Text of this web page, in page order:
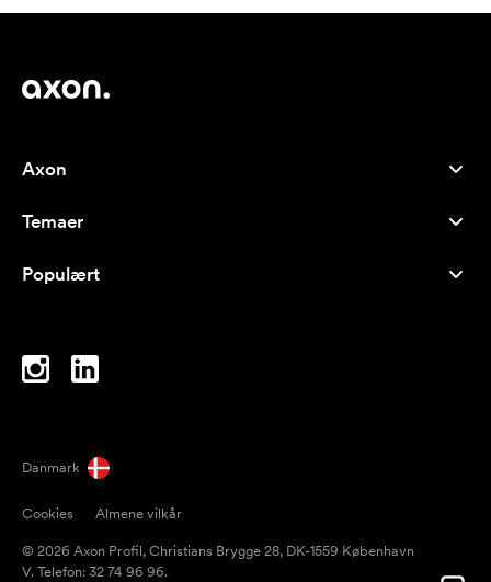
Axon
Om os
Careers
Temaer
Populære produkter
Inspiration
Populært
Notesbøger
Paraplyer
Danmark
Cookies
Almene vilkår
© 2026 Axon Profil, Christians Brygge 28, DK-1559 København
V. Telefon: 32 74 96 96.